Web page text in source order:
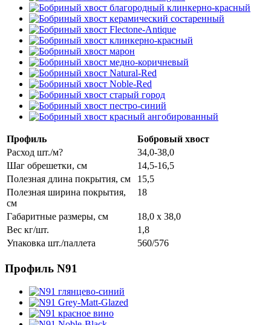
Профиль
Бобровый хвост
Расход шт./м?
34,0-38,0
Шаг обрешетки, см
14,5-16,5
Полезная длина покрытия, см
15,5
Полезная ширина покрытия,
см
18
Габаритные размеры, см
18,0 x 38,0
Вес кг/шт.
1,8
Упаковка шт./паллета
560/576
Профиль N91